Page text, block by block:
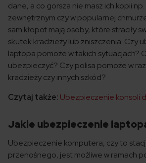
dane, a co gorsza nie masz ich kopii
zewnętrznym czy w popularnej
sam kłopot mają osoby, które straciły
skutek kradzieży lub zniszczenia. Czy
laptopa pomoże w takich sytuacjach?
ubezpieczyć? Czy polisa pomoże w
kradzieży czy innych szkód?
Czytaj także: Ubezpieczenie konsoli
Jakie ubezpieczenie
Ubezpieczenie komputera, czy to
przenośnego, jest możliwe w ramach